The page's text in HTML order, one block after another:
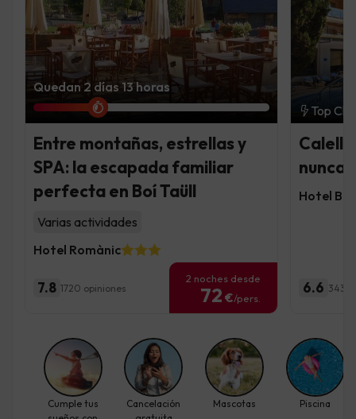
Quedan 2 días 13 horas
Entre montañas, estrellas y
SPA: la escapada familiar
perfecta en Boí Taüll
Varias actividades
Hotel Romànic
7.8 1720 opiniones
2 noches desde
72 €/pers.
Top
nunca
Hotel
6.6 3436
Cumple tus
Cancelación
Mascotas Piscina